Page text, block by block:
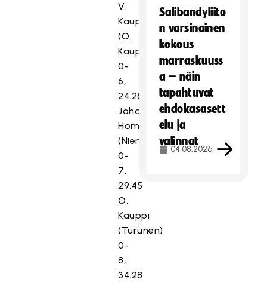
V.
Kauppi
(O.
Kauppi)
0-
6,
24.28
Johanna
Homi
(Niemelä)
0-
7,
29.45
O.
Kauppi
(Turunen)
0-
8,
34.28
Salibandyliito
n varsinainen
kokous
marraskuuss
a – näin
tapahtuvat
ehdokasasett
elu ja
valinnat
04.08.2026